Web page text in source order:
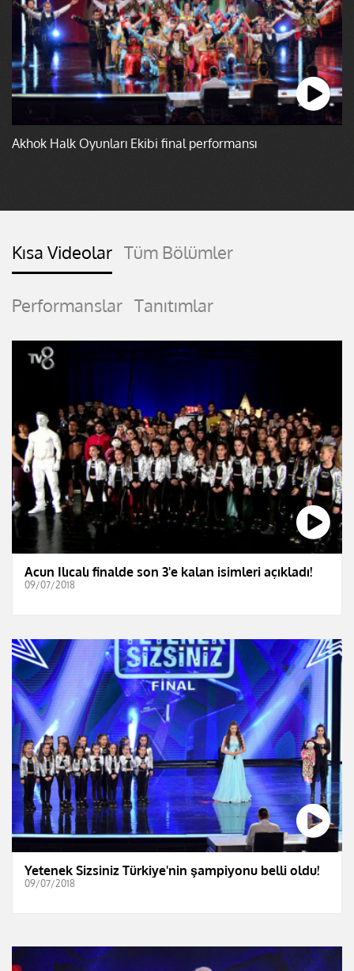
Akhok Halk Oyunları Ekibi final performansı
Kısa Videolar Tüm Bölümler
Performanslar Tanıtımlar
Acun Ilıcalı finalde son 3'e kalan isimleri açıkladı!
09/07/2018
Yetenek Sizsiniz Türkiye'nin şampiyonu belli oldu!
09/07/2018